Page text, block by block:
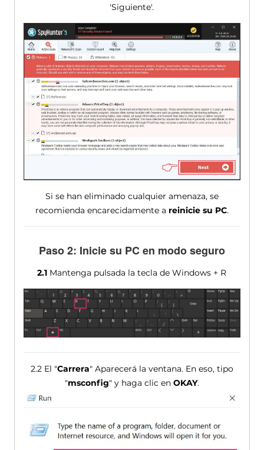
'Siguiente'.
Si se han eliminado cualquier amenaza, se
recomienda encarecidamente a reinicie su PC.
Paso 2: Inicie su PC en modo seguro
2.1 Mantenga pulsada la tecla de Windows + R
2.2 El "Carrera" Aparecerá la ventana. En eso, tipo
"msconfig" y haga clic en OKAY.